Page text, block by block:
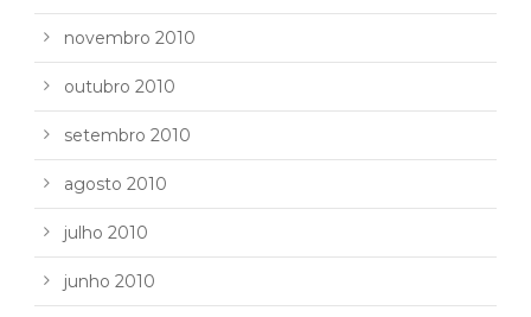
novembro 2010
outubro 2010
setembro 2010
agosto 2010
julho 2010
junho 2010